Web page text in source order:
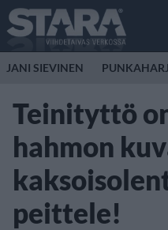
JANI SIEVINEN
Teinityttö
hahmon
peittele!